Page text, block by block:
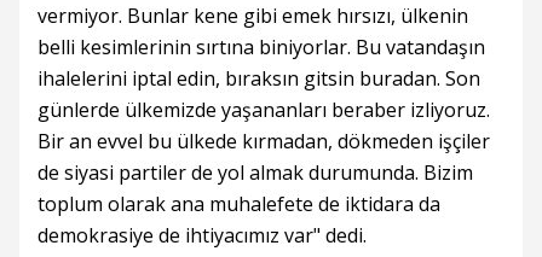
vermiyor. Bunlar kene gibi emek hırsızı, ülkenin
belli kesimlerinin sırtına biniyorlar. Bu vatandaşın
ihalelerini iptal edin, bıraksın gitsin buradan. Son
günlerde ülkemizde yaşananları beraber izliyoruz.
Bir an evvel bu ülkede kırmadan, dökmeden işçiler
de siyasi partiler de yol almak durumunda. Bizim
toplum olarak ana muhalefete de iktidara da
demokrasiye de ihtiyacımız var" dedi.